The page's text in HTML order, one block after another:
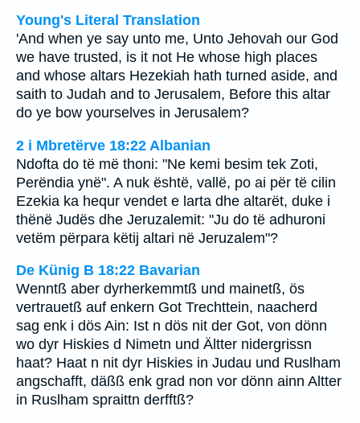
Young's Literal Translation
'And when ye say unto me, Unto Jehovah our God
we have trusted, is it not He whose high places
and whose altars Hezekiah hath turned aside, and
saith to Judah and to Jerusalem, Before this altar
do ye bow yourselves in Jerusalem?
2 i Mbretërve 18:22 Albanian
Ndofta do të më thoni: "Ne kemi besim tek Zoti,
Perëndia ynë". A nuk është, vallë, po ai për të cilin
Ezekia ka hequr vendet e larta dhe altarët, duke i
thënë Judës dhe Jeruzalemit: "Ju do të adhuroni
vetëm përpara këtij altari në Jeruzalem"?
De Künig B 18:22 Bavarian
Wenntß aber dyrherkemmtß und mainetß, ös
vertrauetß auf enkern Got Trechttein, naacherd
sag enk i dös Ain: Ist n dös nit der Got, von dönn
wo dyr Hiskies d Nimetn und Ältter nidergrissn
haat? Haat n nit dyr Hiskies in Judau und Ruslham
angschafft, däßß enk grad non vor dönn ainn Altter
in Ruslham spraittn derfftß?